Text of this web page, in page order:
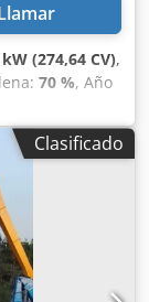
(274,64 CV),
70 %, Año
Año de
9.139 horas
de
Aezp Rm
(para
OQ80 1
necesita
Clasificado